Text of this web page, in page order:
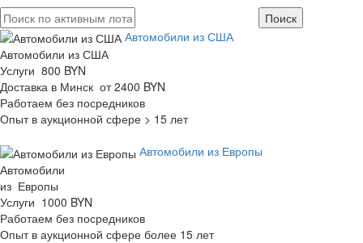
Автомобили из США
Автомобили из США
Услуги 800 BYN
Доставка в Минск от 2400 BYN
Работаем без посредников
Опыт в аукционной сфере > 15 лет
Автомобили из Европы
Автомобили
из Европы
Услуги 1000 BYN
Работаем без посредников
Опыт в аукционной сфере более 15 лет